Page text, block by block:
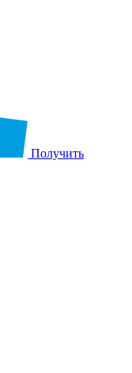
Получить